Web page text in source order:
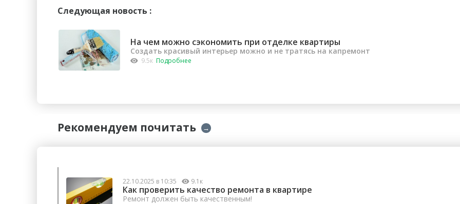
Следующая новость :
На чем можно сэкономить при отделке квартиры
Создать красивый интерьер можно и не тратясь на капремонт
9.5к Подробнее
Рекомендуем почитать →
22.10.2025 в 10:35 9.1к
Как проверить качество ремонта в квартире
Ремонт должен быть качественным!